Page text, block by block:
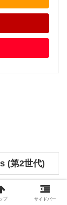
(第2世代)
プ サイドバー